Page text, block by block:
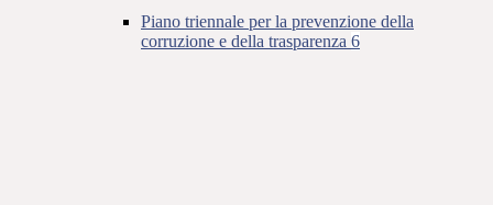
Piano triennale per la prevenzione della
corruzione e della trasparenza 6